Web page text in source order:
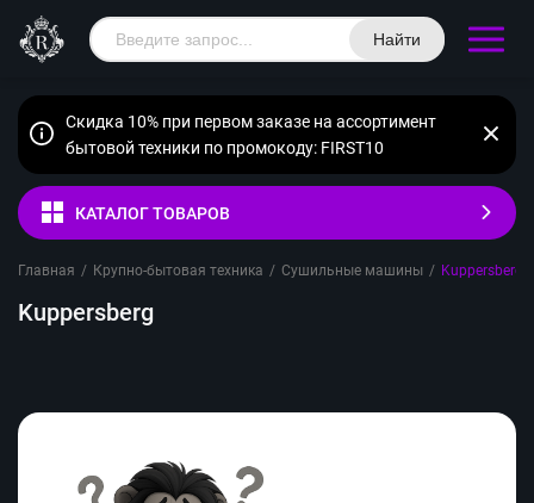
Найти
Скидка 10% при первом заказе на ассортимент
бытовой техники по промокоду: FIRST10
КАТАЛОГ ТОВАРОВ
Главная / Крупно-бытовая техника / Сушильные машины / Kuppersberg
Kuppersberg